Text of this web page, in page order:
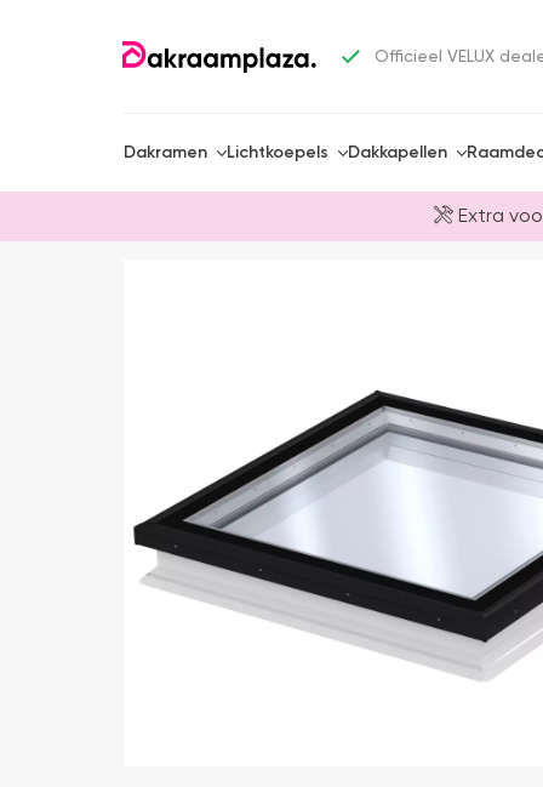
Officieel VELUX
Dakramen Lichtkoepels Dakkapellen
Extra